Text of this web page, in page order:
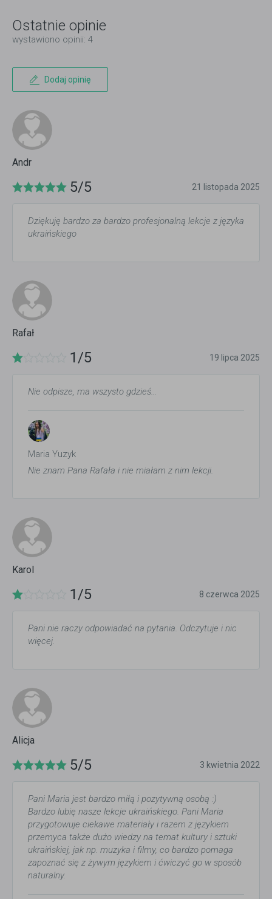
Ostatnie opinie
wystawiono opinii: 4
Dodaj opinię
Andr
5/5 21 listopada 2025
Dziękuję bardzo za bardzo profesjonalną lekcje z języka
ukraińskiego
Rafał
1/5 19 lipca 2025
Nie odpisze, ma wszysto gdzieś...
Maria Yuzyk
Nie znam Pana Rafała i nie miałam z nim lekcji.
Karol
1/5 8 czerwca 2025
Pani nie raczy odpowiadać na pytania. Odczytuje i nic
więcej.
Alicja
5/5 3 kwietnia 2022
Pani Maria jest bardzo miłą i pozytywną osobą :)
Bardzo lubię nasze lekcje ukraińskiego. Pani Maria
przygotowuje ciekawe materiały i razem z językiem
przemyca także dużo wiedzy na temat kultury i sztuki
ukraińskiej, jak np. muzyka i filmy, co bardzo pomaga
zapoznać się z żywym językiem i ćwiczyć go w sposób
naturalny.